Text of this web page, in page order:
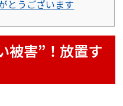
とうございます
被害”！放置す